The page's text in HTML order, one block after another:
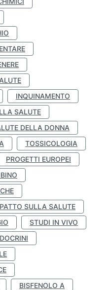
INQUINAMENTO
SALUTE
DELLA DONNA
TOSSICOLOGIA
PROGETTI EUROPEI
SULLA SALUTE
STUDI IN VIVO
BISFENOLO A